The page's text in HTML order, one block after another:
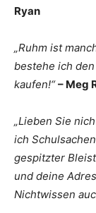
Ryan
„Ruhm ist
bestehe ich
kaufen!“– Meg
„Lieben Sie
ich
gespitzter
und deine
Nichtwissen